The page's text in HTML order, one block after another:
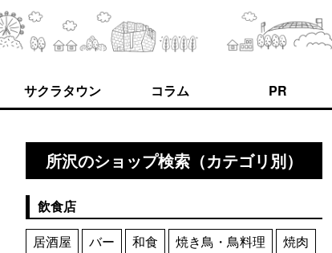
サクラタウン コラム PR
所沢のショップ検索（カテゴリ別）
飲食店
居酒屋
バー 和食 焼き鳥・鳥料理
焼肉